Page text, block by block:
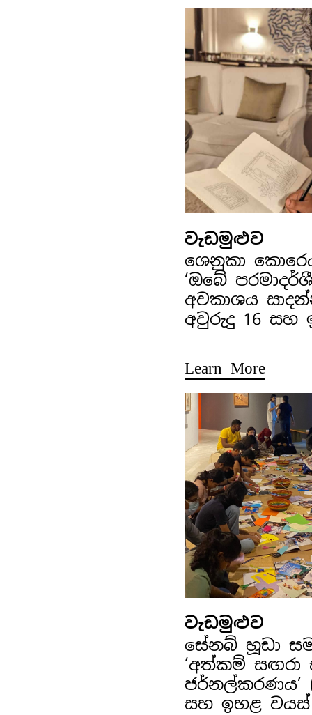
වැඩමුළුව
ශෙනුකා
‘ඔබේ
අවකාශය
අවුරුදු 16 සහ
Learn More
වැඩමුළුව
සේනබ් හූඩා
‘අත්කම් සඟරා
ජර්නල්කරණය’
සහ ඉහළ වයස්